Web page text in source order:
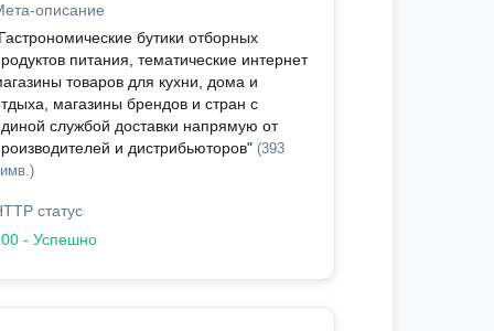
описание
бутики отборных
питания, тематические интернет
товаров для кухни, дома и
магазины брендов и стран с
службой доставки напрямую от
и дистрибьюторов" (393
статус
- Успешно